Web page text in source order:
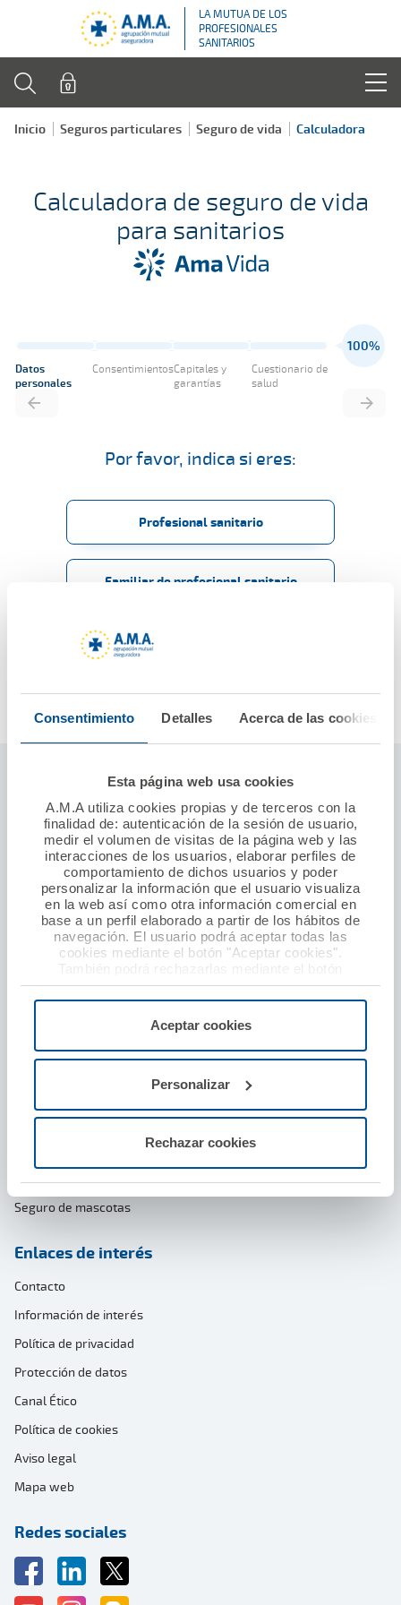
Consentimiento Detalles Acerca de las cookies
Esta página web usa cookies
A.M.A utiliza cookies propias y de terceros con la
finalidad de: autenticación de la sesión de usuario,
medir el volumen de visitas de la página web y las
interacciones de los usuarios, elaborar perfiles de
comportamiento de dichos usuarios y poder
personalizar la información que el usuario visualiza
en la web así como otra información comercial en
base a un perfil elaborado a partir de los hábitos de
navegación. El usuario podrá aceptar todas las
cookies mediante el botón "Aceptar cookies".
"Rechazar", donde se rechazarán todas las cookies
menos las necesarias para permitir el acceso a los
servicios de la web solicitados por el usuario, o
configurarlas usando el botón “Personalizar".
Aceptar cookies
Personalizar
Rechazar cookies
LA MUTUA DE LOS
PROFESIONALES
SANITARIOS
Inicio Seguros particulares Seguro de vida Calculadora
Calculadora de seguro de vida
para sanitarios
100%
Datos
personales
ConsentimientosCapitales y
garantías
Cuestionario de
salud
Por favor, indica si eres:
Profesional sanitario
Familiar de profesional sanitario
Seguros ámbito profesional sanitario
Responsabilidad civil profesional
Establecimientos sanitarios
Seguro baja laboral
Defensa y protección por agresión
Seguros particulares
Seguro de hogar
Seguro de moto y ciclomotor
Seguro de decesos
Seguro de accidentes
Seguro de embarcaciones
Seguro de vida
Seguro de mascotas
Enlaces de interés
Contacto
Información de interés
Política de privacidad
Protección de datos
Canal Ético
Política de cookies
Aviso legal
Mapa web
Redes sociales